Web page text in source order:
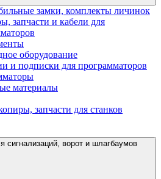
замки, комплекты личинок
запчасти и кабели для
оборудование
и подписки для программаторов
материалы
запчасти для станков
сигнализаций, ворот и шлагбаумов